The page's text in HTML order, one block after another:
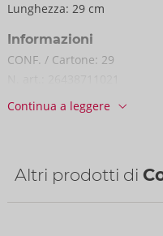
Lunghezza: 29 cm
Informazioni
CONF. / Cartone: 29
Codice a barre:
Codice doganale:
Disponibilità
prossima consegna:
Continua a leggere
Altri prodotti di